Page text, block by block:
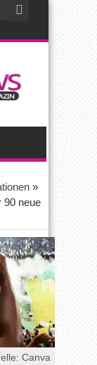
»
90 neue
Canva